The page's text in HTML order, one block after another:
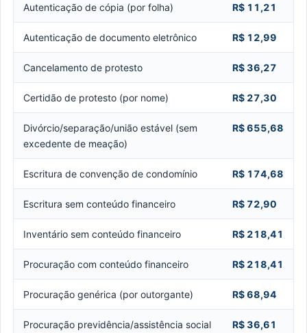
Autenticação de cópia (por folha) R$ 11,21
Autenticação de documento eletrônico R$ 12,99
Cancelamento de protesto R$ 36,27
Certidão de protesto (por nome) R$ 27,30
Divórcio/separação/união estável (sem
excedente de meação)
R$ 655,68
Escritura de convenção de condomínio R$ 174,68
Escritura sem conteúdo financeiro R$ 72,90
Inventário sem conteúdo financeiro R$ 218,41
Procuração com conteúdo financeiro R$ 218,41
Procuração genérica (por outorgante) R$ 68,94
Procuração previdência/assistência social
R$ 36,61